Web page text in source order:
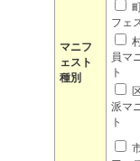
マニフ
ェスト
種別
フェ
員マ
ト
派マ
ト